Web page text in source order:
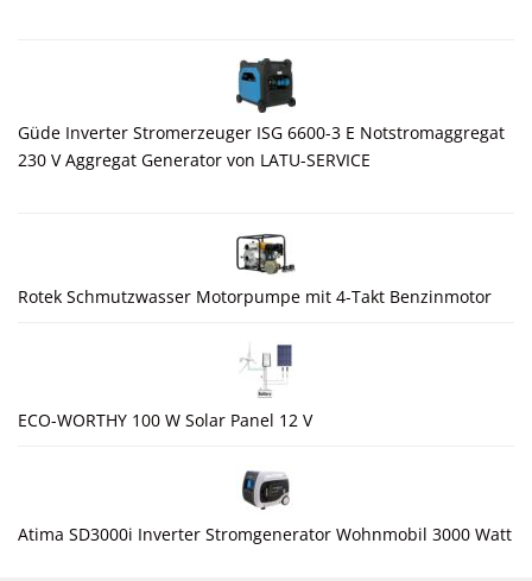
Güde Inverter Stromerzeuger ISG 6600-3 E Notstromaggregat
230 V Aggregat Generator von LATU-SERVICE
Rotek Schmutzwasser Motorpumpe mit 4-Takt Benzinmotor
ECO-WORTHY 100 W Solar Panel 12 V
Atima SD3000i Inverter Stromgenerator Wohnmobil 3000 Watt